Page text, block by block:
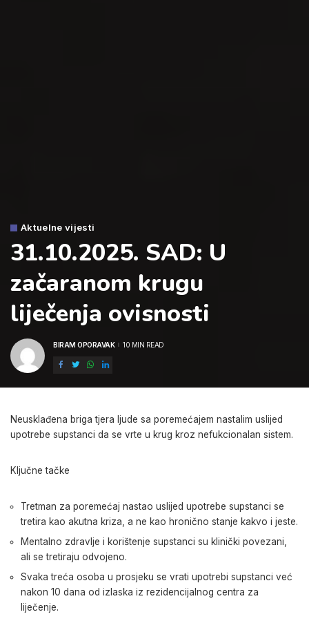
Aktuelne vijesti
31.10.2025. SAD: U
začaranom krugu
liječenja ovisnosti
POSTED
BIRAM OPORAVAK 10 MIN READ
Neusklađena briga tjera ljude sa poremećajem nastalim uslijed
upotrebe supstanci da se vrte u krug kroz nefukcionalan sistem.
Ključne tačke
Tretman za poremećaj nastao uslijed upotrebe supstanci se
tretira kao akutna kriza, a ne kao hronično stanje kakvo i jeste.
Mentalno zdravlje i korištenje supstanci su klinički povezani,
ali se tretiraju odvojeno.
Svaka treća osoba u prosjeku se vrati upotrebi supstanci već
nakon 10 dana od izlaska iz rezidencijalnog centra za
liječenje.